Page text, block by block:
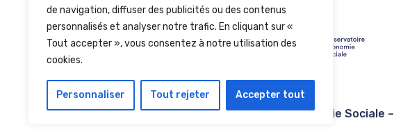
de navigation, diffuser des publicités ou des contenus
personnalisés et analyser notre trafic. En cliquant sur «
Tout accepter », vous consentez à notre utilisation des
cookies.
Personnaliser Tout rejeter Accepter tout
Copyright © 2026 Economie Sociale –